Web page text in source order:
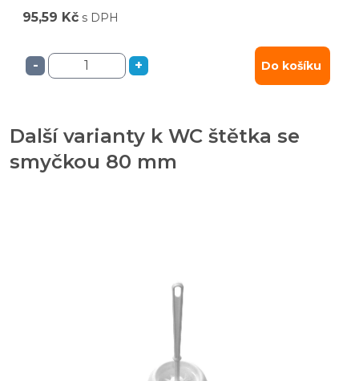
95,59 Kč s DPH
- + Do košíku
Další varianty k WC štětka se
smyčkou 80 mm